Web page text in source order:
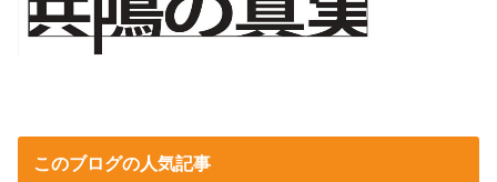
このブログの人気記事